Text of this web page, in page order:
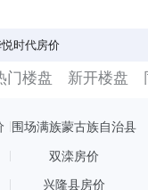
时代房价
门楼盘 新开楼盘
围场满族蒙古族自治县
双滦房价
兴隆县房价